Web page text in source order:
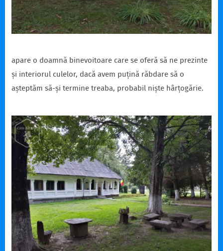
apare o doamnă binevoitoare care se oferă să ne prezinte
și interiorul culelor, dacă avem puțină răbdare să o
așteptăm să-și termine treaba, probabil niște hârțogărie.